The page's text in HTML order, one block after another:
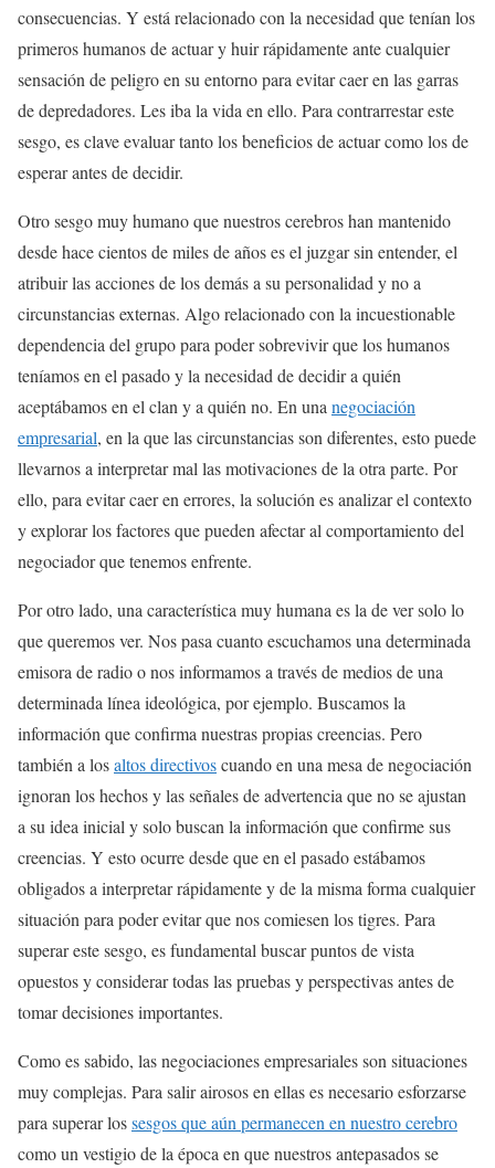
consecuencias. Y está relacionado con la necesidad que tenían los
primeros humanos de actuar y huir rápidamente ante cualquier
sensación de peligro en su entorno para evitar caer en las garras
de depredadores. Les iba la vida en ello. Para contrarrestar este
sesgo, es clave evaluar tanto los beneficios de actuar como los de
esperar antes de decidir.
Otro sesgo muy humano que nuestros cerebros han mantenido
desde hace cientos de miles de años es el juzgar sin entender, el
atribuir las acciones de los demás a su personalidad y no a
circunstancias externas. Algo relacionado con la incuestionable
dependencia del grupo para poder sobrevivir que los humanos
teníamos en el pasado y la necesidad de decidir a quién
aceptábamos en el clan y a quién no. En una negociación
empresarial, en la que las circunstancias son diferentes, esto puede
llevarnos a interpretar mal las motivaciones de la otra parte. Por
ello, para evitar caer en errores, la solución es analizar el contexto
y explorar los factores que pueden afectar al comportamiento del
negociador que tenemos enfrente.
Por otro lado, una característica muy humana es la de ver solo lo
que queremos ver. Nos pasa cuanto escuchamos una determinada
emisora de radio o nos informamos a través de medios de una
determinada línea ideológica, por ejemplo. Buscamos la
información que confirma nuestras propias creencias. Pero
también a losaltos directivoscuando en una mesa de negociación
ignoran los hechos y las señales de advertencia que no se ajustan
a su idea inicial y solo buscan la información que confirme sus
creencias. Y esto ocurre desde que en el pasado estábamos
obligados a interpretar rápidamente y de la misma forma cualquier
situación para poder evitar que nos comiesen los tigres. Para
superar este sesgo, es fundamental buscar puntos de vista
opuestos y considerar todas las pruebas y perspectivas antes de
tomar decisiones importantes.
Como es sabido, las negociaciones empresariales son situaciones
muy complejas. Para salir airosos en ellas es necesario esforzarse
para superar lossesgos que aún permanecen en nuestro cerebro
como un vestigio de la época en que nuestros antepasados se